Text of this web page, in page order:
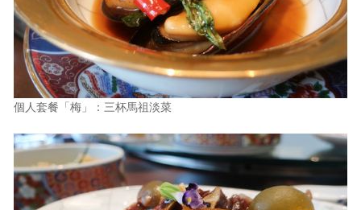
個人套餐「梅」：三杯馬祖淡菜